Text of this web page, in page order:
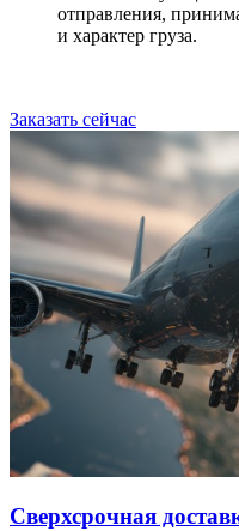
отправления,
и характер груза.
Заказать сейчас
Сверхсрочная